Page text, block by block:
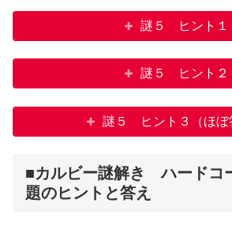
謎５ ヒント１
謎５ ヒント２
謎５ ヒント３（ほぼ
■カルビー謎解き ハード
題のヒントと答え